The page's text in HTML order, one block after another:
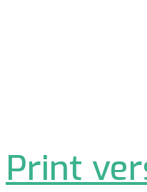
Print